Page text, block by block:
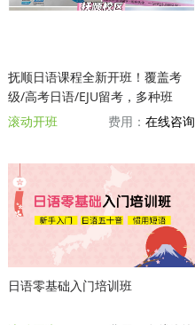
抚顺日语课程全新开班！覆盖考
级/高考日语/EJU留考，多种班
型，点击了解~
滚动开班 费用： 在线咨询
日语零基础入门培训班